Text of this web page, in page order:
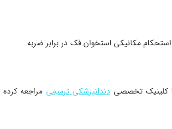
مکانیکی استخوان فک در برابر ضربه
کلینیک تخصصی دندانپزشکی ترمیمی مراجعه